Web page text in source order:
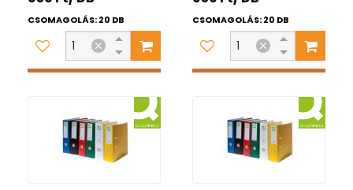
CSOMAGOLÁS: 20 DB CSOMAGOLÁS: 20 DB